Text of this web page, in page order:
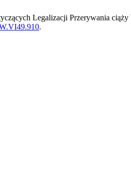
Legalizacji Przerywania
.